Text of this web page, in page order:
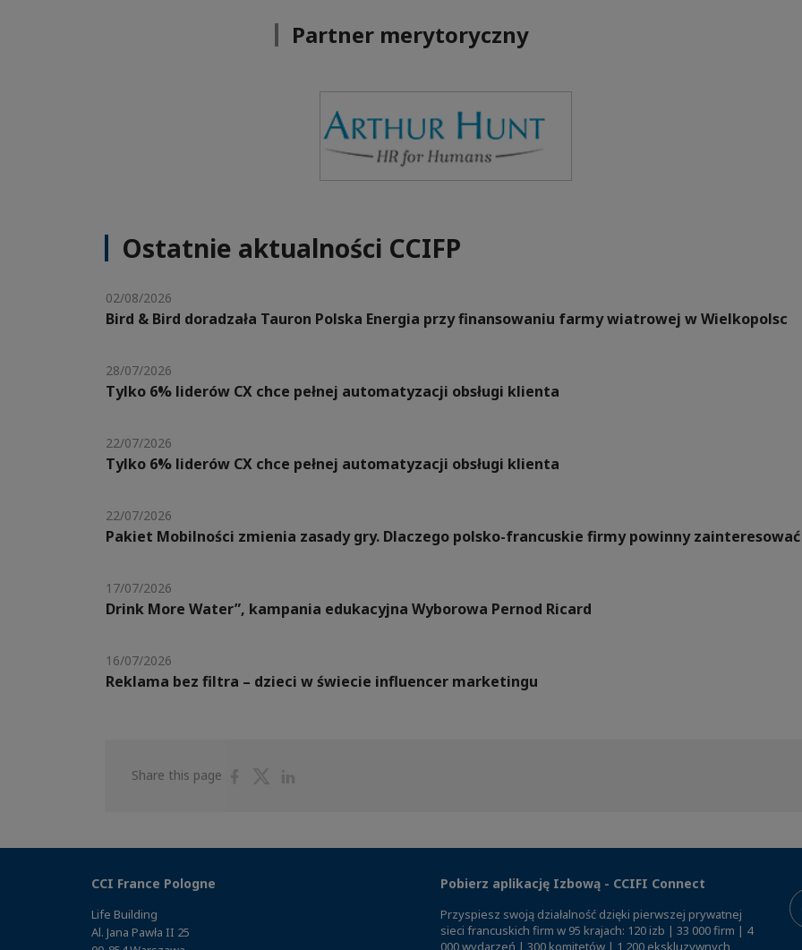
Partner merytoryczny
Ostatnie aktualności CCIFP
02/08/2026
Bird & Bird doradzała Tauron Polska Energia przy finansowaniu farmy wiatrowej w Wielkopolsc
28/07/2026
Tylko 6% liderów CX chce pełnej automatyzacji obsługi klienta
22/07/2026
Tylko 6% liderów CX chce pełnej automatyzacji obsługi klienta
22/07/2026
Pakiet Mobilności zmienia zasady gry. Dlaczego polsko-francuskie firmy powinny
17/07/2026
Drink More Water”, kampania edukacyjna Wyborowa Pernod Ricard
16/07/2026
Reklama bez filtra – dzieci w świecie influencer marketingu
Share this page
ShareShare
CCI France Pologne
Life Building
Al. Jana Pawła II 25
Pobierz aplikację Izbową - CCIFI Connect
Przyspiesz swoją działalność dzięki pierwszej prywatnej
sieci francuskich firm w 95 krajach: 120 izb | 33 000 firm | 4
000 wydarzeń | 300 komitetów | 1 200 ekskluzywnych